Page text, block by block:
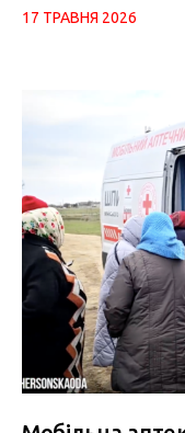
17 ТРАВНЯ 2026